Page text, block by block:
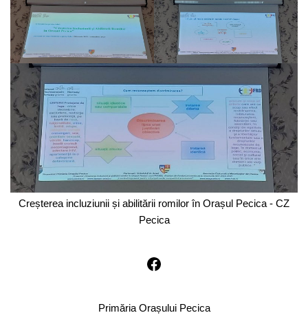
Creșterea incluziunii și abilitării romilor în Orașul Pecica - CZ
Pecica
Primăria Orașului Pecica